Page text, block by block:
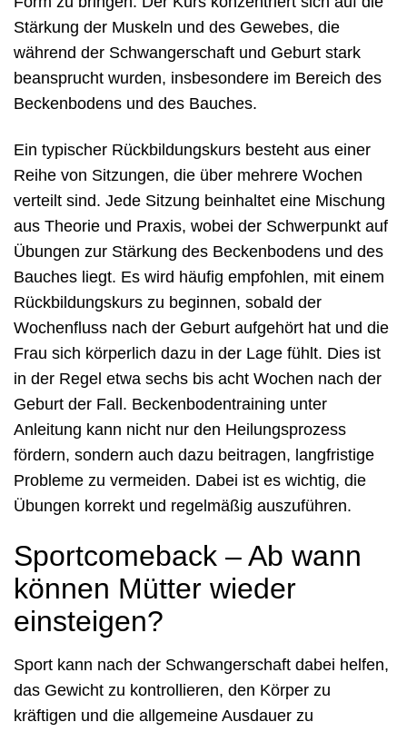
Stärkung der Muskeln und des Gewebes, die
während der Schwangerschaft und Geburt stark
beansprucht wurden, insbesondere im Bereich des
Beckenbodens und des Bauches.
Ein typischer Rückbildungskurs besteht aus einer
Reihe von Sitzungen, die über mehrere Wochen
verteilt sind. Jede Sitzung beinhaltet eine Mischung
aus Theorie und Praxis, wobei der Schwerpunkt auf
Übungen zur Stärkung des Beckenbodens und des
Bauches liegt. Es wird häufig empfohlen, mit einem
Rückbildungskurs zu beginnen, sobald der
Wochenfluss nach der Geburt aufgehört hat und die
Frau sich körperlich dazu in der Lage fühlt. Dies ist
in der Regel etwa sechs bis acht Wochen nach der
Geburt der Fall. Beckenbodentraining unter
Anleitung kann nicht nur den Heilungsprozess
fördern, sondern auch dazu beitragen, langfristige
Probleme zu vermeiden. Dabei ist es wichtig, die
Übungen korrekt und regelmäßig auszuführen.
Sportcomeback – Ab wann
können Mütter wieder
einsteigen?
Sport kann nach der Schwangerschaft dabei helfen,
das Gewicht zu kontrollieren, den Körper zu
kräftigen und die allgemeine Ausdauer zu